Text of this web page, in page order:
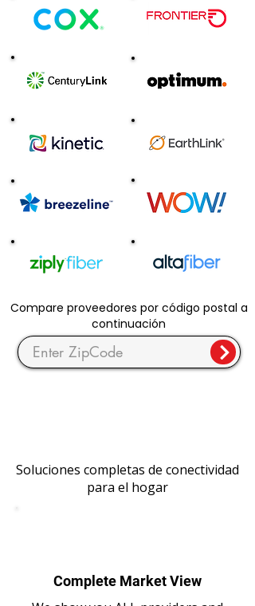
Compare proveedores por código postal a
continuación
Soluciones completas de conectividad
para el hogar
Complete Market View